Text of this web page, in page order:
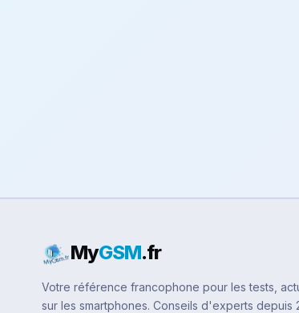
MyGSM.fr
Votre référence francophone pour les tests,
sur les smartphones. Conseils d'experts depuis